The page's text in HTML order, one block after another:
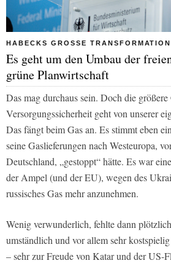
HABECKS GROSSE TRANSFORMATION
Es geht um den Umbau der
grüne Planwirtschaft
Das mag durchaus sein. Doch die
Versorgungssicherheit geht von unserer
Das fängt beim Gas an. Es stimmt eben
seine Gaslieferungen nach Westeuropa,
Deutschland, „gestoppt“ hätte. Es war
der Ampel (und der EU), wegen des
russisches Gas mehr anzunehmen.
Wenig verwunderlich, fehlte dann
umständlich und vor allem sehr
– sehr zur Freude von Katar und der US-